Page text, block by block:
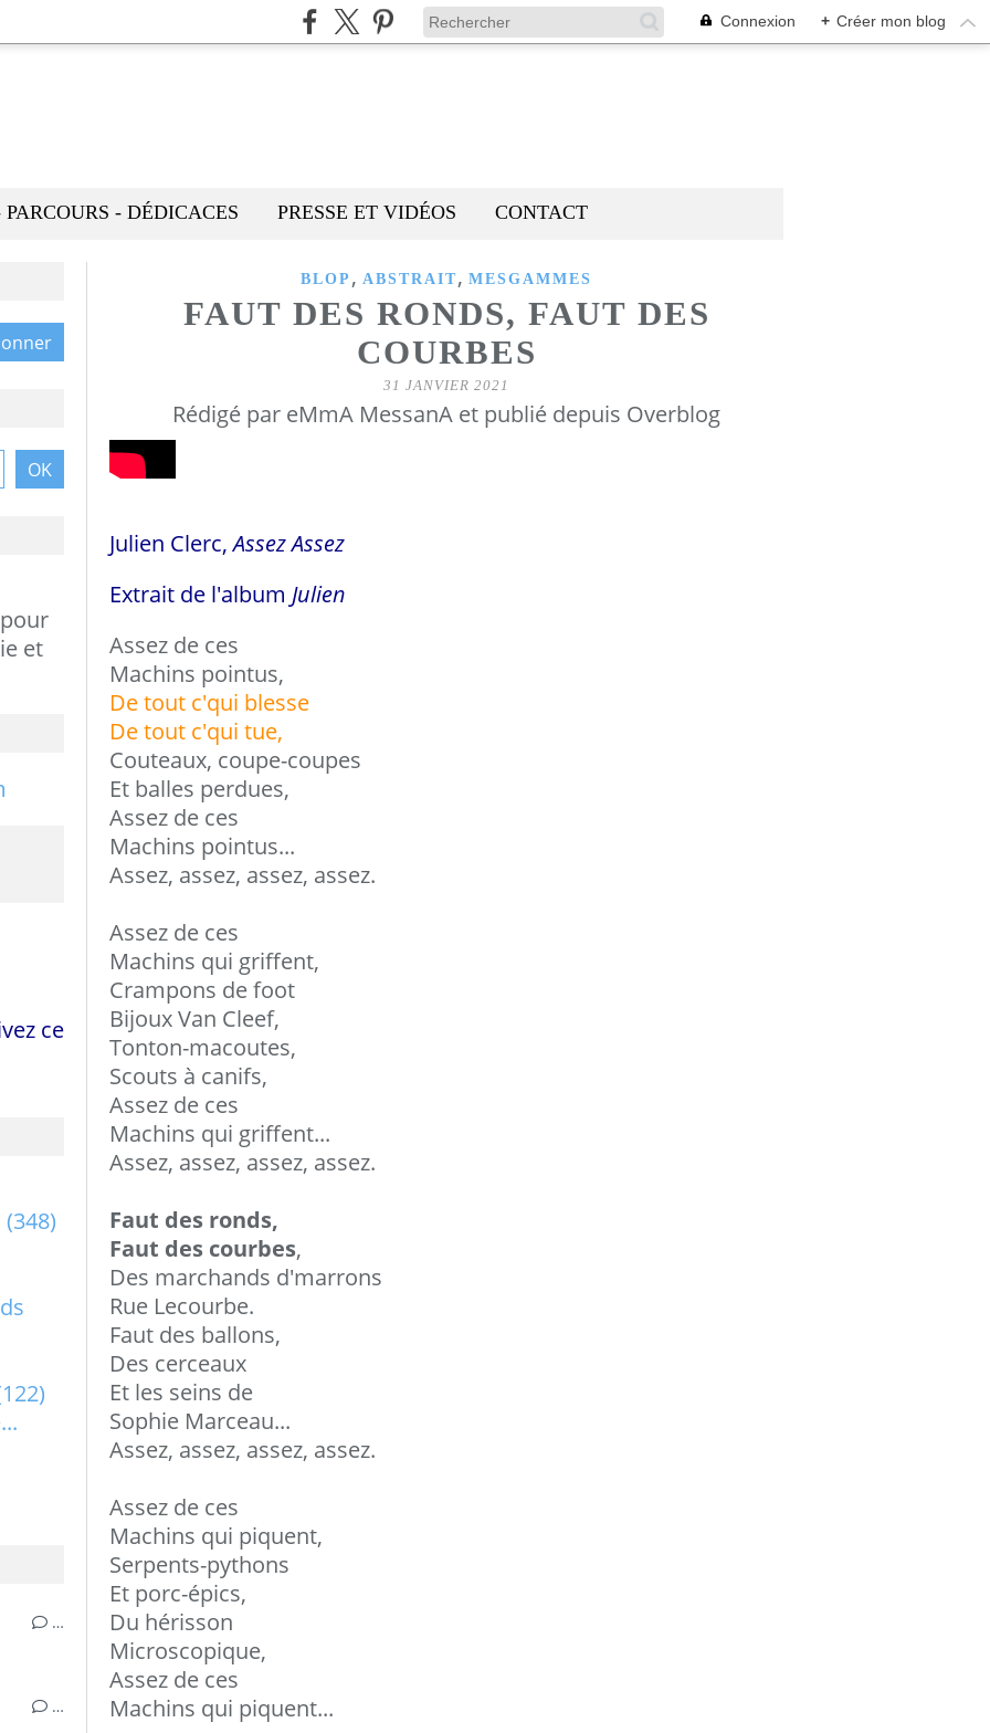
Connexion + Créer mon blog
PARCOURS - DÉDICACES PRESSE ET VIDÉOS CONTACT
BLOP , ABSTRAIT , MESGAMMES
FAUT DES RONDS, FAUT DES
COURBES
31 JANVIER 2021
Rédigé par eMmA MessanA et publié depuis Overblog
Julien Clerc,Assez Assez
Extrait de l'album Julien
Assez de ces
Machins pointus,
De tout c'qui blesse
De tout c'qui tue,
Couteaux, coupe-coupes
Et balles perdues,
Assez de ces
Machins pointus...
Assez, assez, assez, assez.
Assez de ces
Machins qui griffent,
Crampons de foot
Bijoux Van Cleef,
Tonton-macoutes,
Scouts à canifs,
Assez de ces
Machins qui griffent...
Assez, assez, assez, assez.
Faut des ronds,
Faut des courbes,
Des marchands d'marrons
Rue Lecourbe.
Faut des ballons,
Des cerceaux
Et les seins de
Sophie Marceau...
Assez, assez, assez, assez.
Assez de ces
Machins qui piquent,
Serpents-pythons
Et porc-épics,
Du hérisson
Microscopique,
Assez de ces
Machins qui piquent...
et
…
…
(348)
ce